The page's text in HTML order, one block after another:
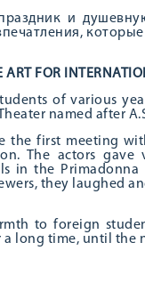
и
ART FOR
of various
named after
the first meeting
The actors gave
in the
they laughed
to foreign
long time, until the